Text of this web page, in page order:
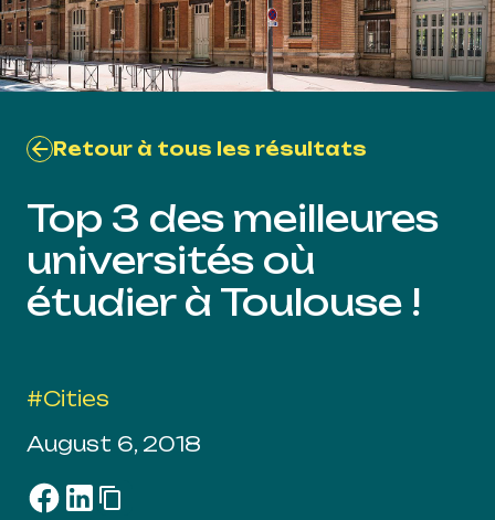
Retour à tous les résultats
Top 3 des meilleures
universités où
étudier à Toulouse !
#Cities
August 6, 2018